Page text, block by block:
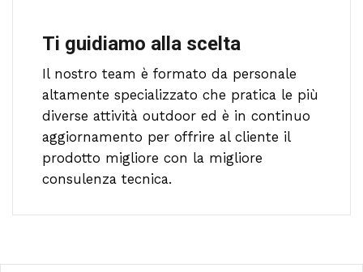
Ti guidiamo alla scelta
Il nostro team è formato da personale
altamente specializzato che pratica le più
diverse attività outdoor ed è in continuo
aggiornamento per offrire al cliente il
prodotto migliore con la migliore
consulenza tecnica.